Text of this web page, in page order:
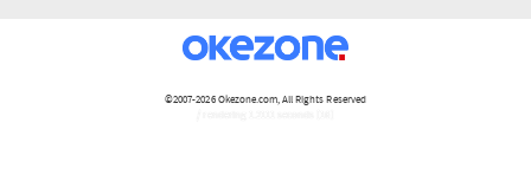
©2007-2026Okezone.com, All Rights Reserved